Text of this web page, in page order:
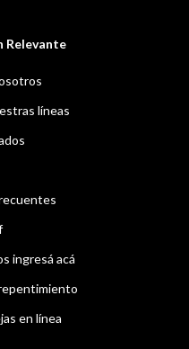
Relevante
líneas
ingresá acá
en línea